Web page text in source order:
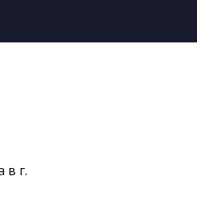
в г.